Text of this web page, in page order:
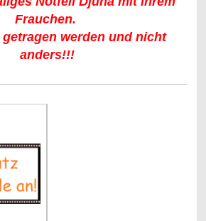
Frauchen.
werden und nicht
anders!!!